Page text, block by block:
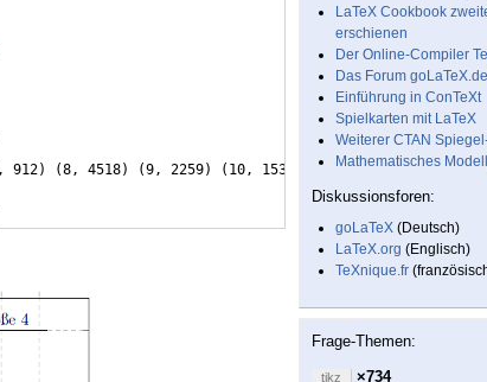
912) (8, 4518) (9, 2259) ( 10, 1539
LaTeX Cookbook
erschienen
Der Online-Compiler
Das Forum
Einführung in ConTeXt
Spielkarten mit LaTeX
Weiterer CTAN
Mathematisches
Diskussionsforen:
goLaTeX (Deutsch)
LaTeX.org (Englisch)
TeXnique.fr
Frage-Themen:
tikz ×734